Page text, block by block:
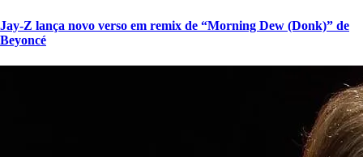
Jay-Z lança novo verso em remix de “Morning Dew (Donk)” de
Beyoncé